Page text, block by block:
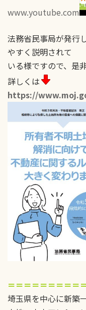
www.youtube.com
法務省民事局が発行
やすく説明されて
いる様ですので、是
詳しくは
https://
＝＝＝＝＝＝＝＝＝
埼玉県を中心に新築